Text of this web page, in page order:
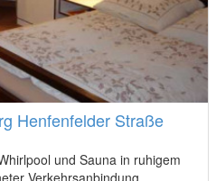
Henfenfelder Straße
und Sauna in ruhigem
Verkehrsanbindung